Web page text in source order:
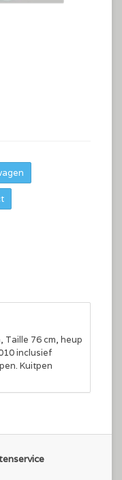
Taille 76 cm, heup
inclusief
Kuitpen